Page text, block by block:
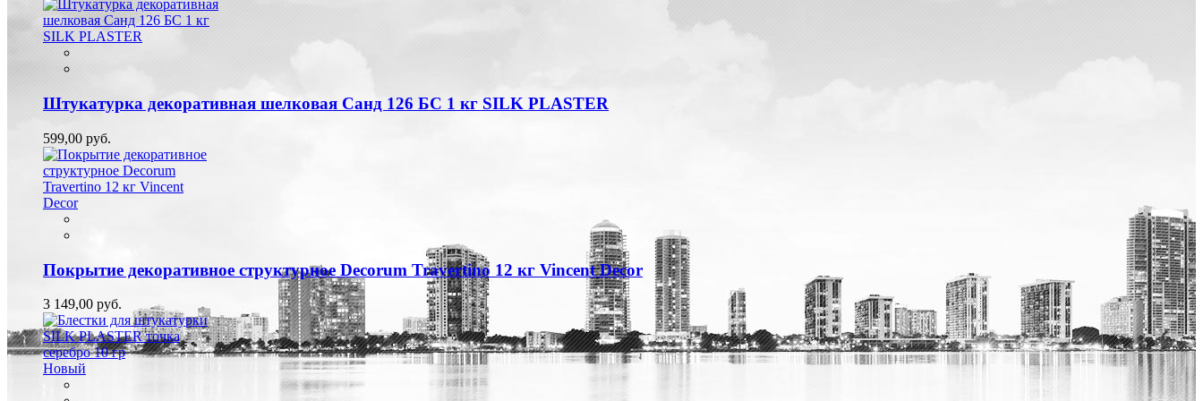
Штукатурка декоративная шелковая Санд 126 БС 1 кг SILK PLASTER
599,00 руб.
Покрытие декоративное структурное Decorum Travertino 12 кг Vincent Decor
3 149,00 руб.
Новый